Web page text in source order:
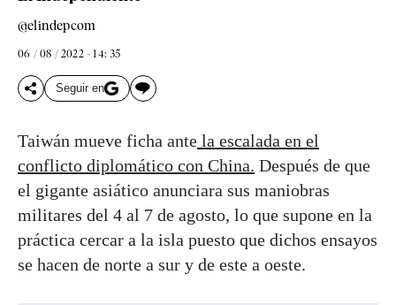
@elindepcom
06 / 08 / 2022 - 14: 35
Seguir en
Taiwán mueve ficha ante la escalada en el
conflicto diplomático con China. Después de que
el gigante asiático anunciara sus maniobras
militares del 4 al 7 de agosto, lo que supone en la
práctica cercar a la isla puesto que dichos ensayos
se hacen de norte a sur y de este a oeste.